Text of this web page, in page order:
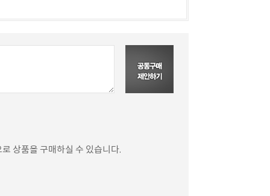
상품을 구매하실 수 있습니다.